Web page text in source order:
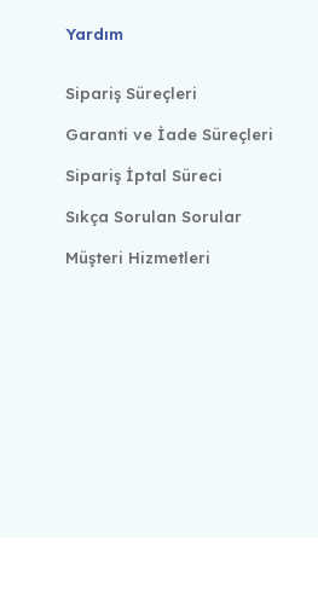
Yardım
Sipariş Süreçleri
Garanti ve İade Süreçleri
Sipariş İptal Süreci
Sıkça Sorulan Sorular
Müşteri Hizmetleri